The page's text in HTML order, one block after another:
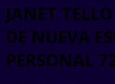
JANET
DE NUEVA
PERSONAL